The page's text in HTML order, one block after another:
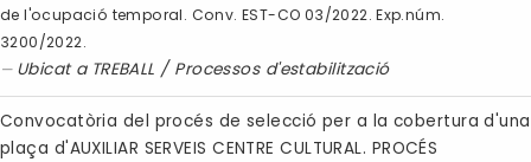
de l'ocupació temporal. Conv. EST-CO 03/2022. Exp.núm.
3200/2022.
Ubicat a TREBALL / Processos d'estabilització
Convocatòria del procés de selecció per a la cobertura d'una
plaça d'AUXILIAR SERVEIS CENTRE CULTURAL. PROCÉS